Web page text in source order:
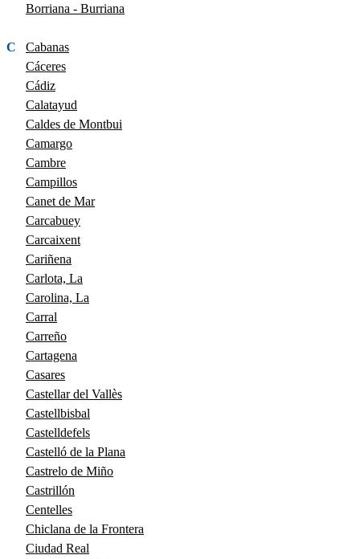
Borriana - Burriana
C
Cabanas
Cáceres
Cádiz
Calatayud
Caldes de Montbui
Camargo
Cambre
Campillos
Canet de Mar
Carcabuey
Carcaixent
Cariñena
Carlota, La
Carolina, La
Carral
Carreño
Cartagena
Casares
Castellar del Vallès
Castellbisbal
Castelldefels
Castelló de la Plana
Castrelo de Miño
Castrillón
Centelles
Chiclana de la Frontera
Ciudad Real